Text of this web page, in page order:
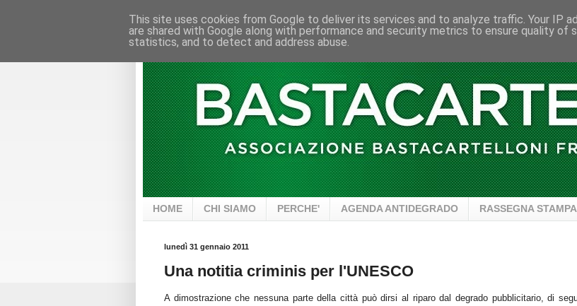
HOME CHI SIAMO PERCHE' AGENDA ANTIDEGRADO RASSEGNA STAMPA
lunedì 31 gennaio 2011
Una notitia criminis per l'UNESCO
A dimostrazione che nessuna parte della città può dirsi al riparo dal degrado pubblicitario, di
This site uses cookies from Google to deliver its services and to analyze traffic. Your IP
are shared with Google along with performance and security metrics to ensure quality of
statistics, and to detect and address abuse.